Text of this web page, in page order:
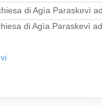
di Agìa Paraskevì